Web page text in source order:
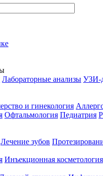
Лабораторные анализы УЗИ-
и гинекология
Офтальмология Педиатрия
Лечение зубов
Инъекционная косметология